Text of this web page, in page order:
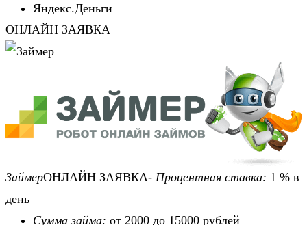
Яндекс.Деньги
ОНЛАЙН ЗАЯВКА
ЗаймерОНЛАЙН ЗАЯВКА- Процентная ставка: 1 % в
день
Сумма займа: от 2000 до 15000 рублей